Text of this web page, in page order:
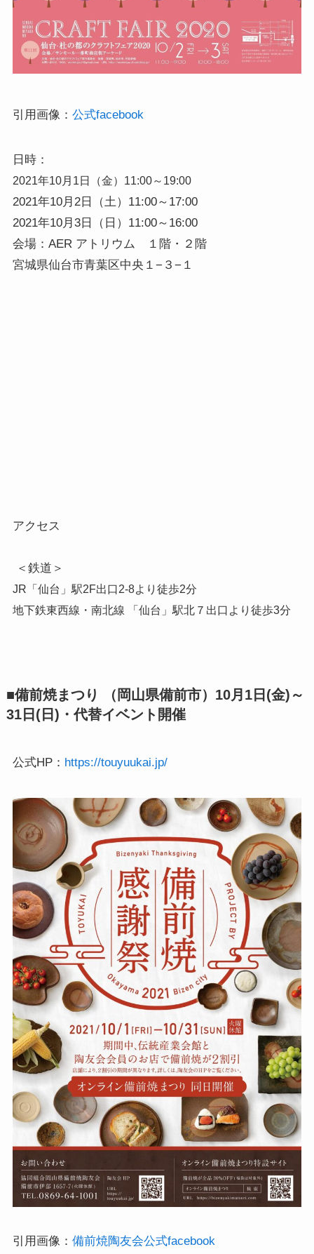
引用画像： 公式facebook
日時：
2021年10月1日（金）11:00～19:00
2021年10月2日（土）11:00～17:00
2021年10月3日（日）11:00～16:00
会場：AER アトリウム １階・２階
宮城県仙台市青葉区中央１−３−１
アクセス
地下鉄東西線・南北線 「仙台」駅北７出口より徒歩3分
■備前焼まつり （岡山県備前市）10月1日(金)～
31日(日)・代替イベント開催
公式HP： https://touyuukai.jp/
引用画像： 備前焼陶友会公式facebook